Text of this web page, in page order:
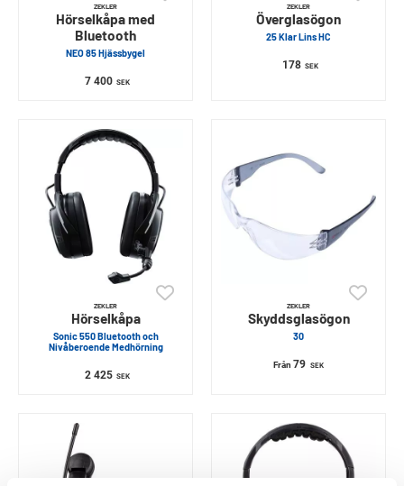
ZEKLER
Hörselkåpa med
Bluetooth
NEO 85 Hjässbygel
7 400 SEK
ZEKLER
Överglasögon
25 Klar Lins HC
178 SEK
ZEKLER
Hörselkåpa
Sonic 550 Bluetooth och
Nivåberoende Medhörning
2 425 SEK
ZEKLER
Skyddsglasögon
30
Från79 SEK